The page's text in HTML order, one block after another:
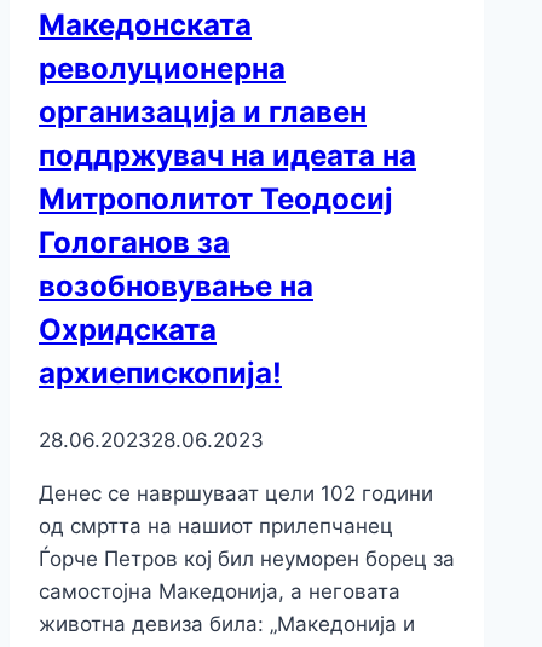
Македонската
револуционерна
организација и главен
поддржувач на идеата на
Митрополитот Теодосиј
Гологанов за
возобновување на
Охридската
архиепископија!
28.06.202328.06.2023
Денес се навршуваат цели 102 години
од смртта на нашиот прилепчанец
Ѓорче Петров кој бил неуморен борец за
самостојна Македонија, а неговата
животна девиза била: „Македонија и